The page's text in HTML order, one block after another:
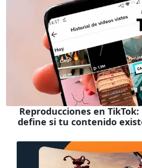
Reproducciones en
define si tu contenido